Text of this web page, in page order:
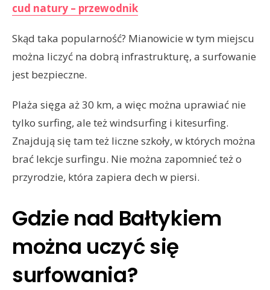
cud natury – przewodnik
Skąd taka popularność? Mianowicie w tym miejscu
można liczyć na dobrą infrastrukturę, a surfowanie
jest bezpieczne.
Plaża sięga aż 30 km, a więc można uprawiać nie
tylko surfing, ale też windsurfing i kitesurfing.
Znajdują się tam też liczne szkoły, w których można
brać lekcje surfingu. Nie można zapomnieć też o
przyrodzie, która zapiera dech w piersi.
Gdzie nad Bałtykiem
można uczyć się
surfowania?